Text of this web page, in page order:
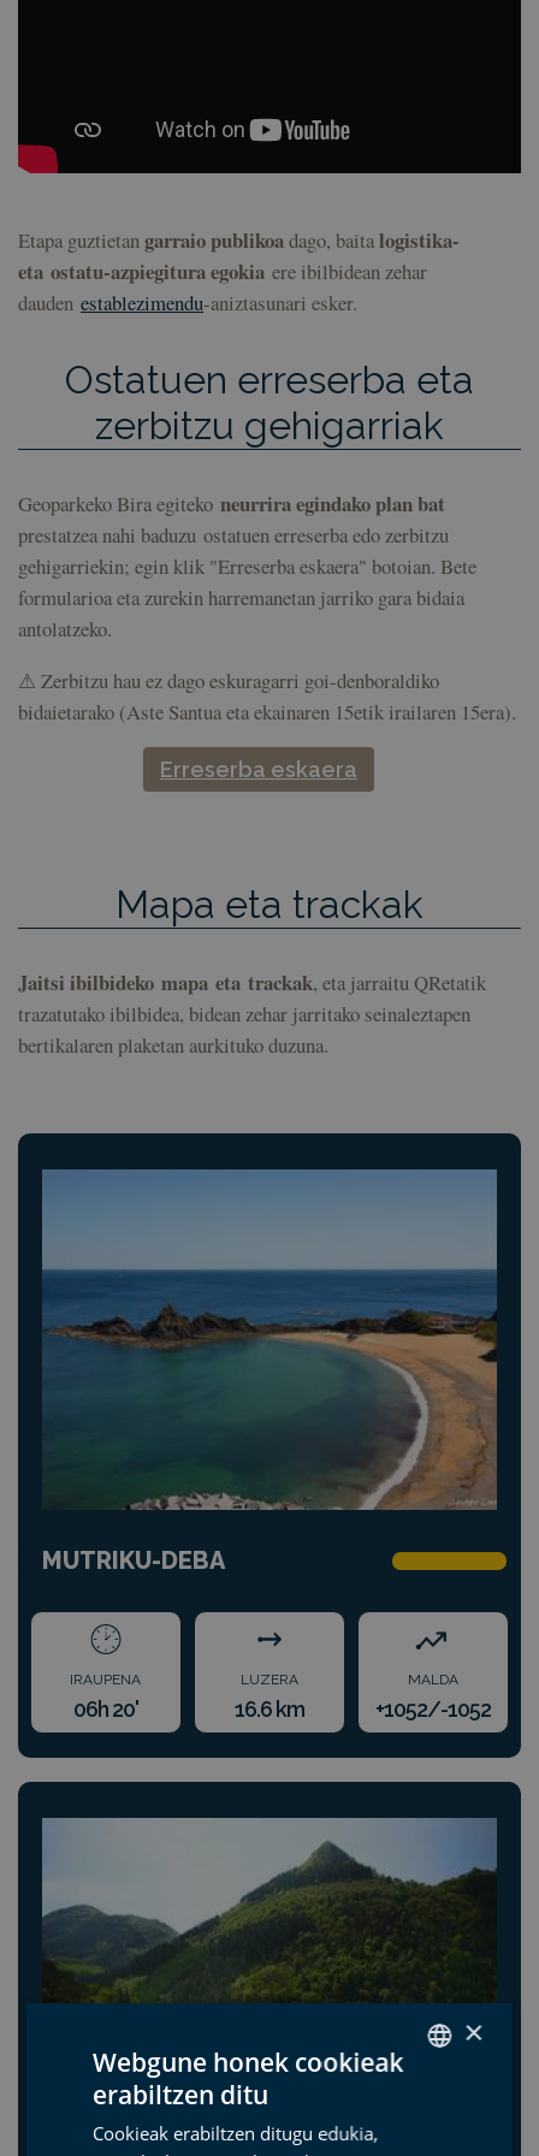
Etapa guztietangarraio publikoadago, baitalogistika-
eta ostatu-azpiegitura egokia ere ibilbidean zehar
dauden establezimendu-aniztasunari esker.
Ostatuen erreserba eta
zerbitzu gehigarriak
Geoparkeko Bira egiteko neurrira egindako plan bat
prestatzea nahi baduzu ostatuen erreserba edo zerbitzu
gehigarriekin; egin klik "Erreserba eskaera" botoian. Bete
formularioa eta zurekin harremanetan jarriko gara bidaia
antolatzeko.
⚠ Zerbitzu hau ez dago eskuragarri goi-denboraldiko
bidaietarako (Aste Santua eta ekainaren 15etik irailaren 15era).
Erreserba eskaera
Mapa eta trackak
Jaitsi ibilbideko mapa eta trackak, eta jarraitu QRetatik
trazatutako ibilbidea, bidean zehar jarritako seinaleztapen
bertikalaren plaketan aurkituko duzuna.
MUTRIKU-DEBA
IRAUPENA
06h 20'
LUZERA
16.6 km
MALDA
+1052/-1052
×
Webgune honek cookieak
erabiltzen ditu
Cookieak erabiltzen ditugu edukia,